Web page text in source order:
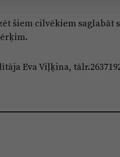
šiem cilvēkiem saglabāt
Eva Viļķina,